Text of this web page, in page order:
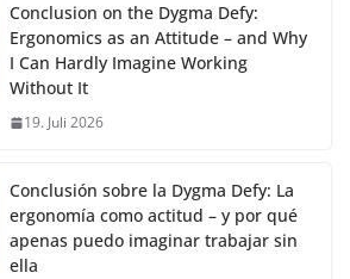
Conclusion on the Dygma Defy:
Ergonomics as an Attitude – and Why
I Can Hardly Imagine Working
Without It
19. Juli 2026
Conclusión sobre la Dygma Defy: La
ergonomía como actitud – y por qué
apenas puedo imaginar trabajar sin
ella